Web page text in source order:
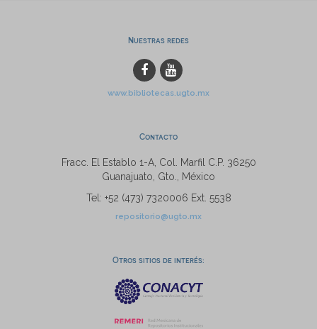
Nuestras redes
www.bibliotecas.ugto.mx
Contacto
Fracc. El Establo 1-A, Col. Marfil C.P. 36250
Guanajuato, Gto., México
Tel: +52 (473) 7320006 Ext. 5538
repositorio@ugto.mx
Otros sitios de interés: